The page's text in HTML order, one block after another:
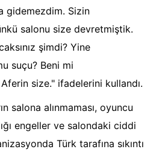
gidemezdim. Sizin
salonu size devretmiştik.
şimdi? Yine
suçu? Beni mi
Aferin size." ifadelerini kullandı.
salona alınmaması, oyuncu
engeller ve salondaki ciddi
Türk tarafına sıkıntı